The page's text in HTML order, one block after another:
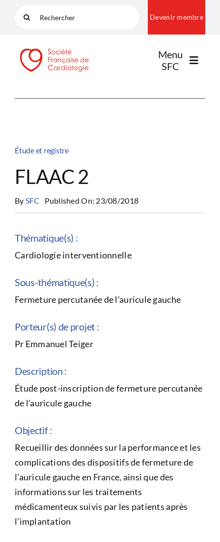
Rechercher: Devenir membre
Menu
SFC
NOS COMMUNAUTÉS
PUBLICATIONS
PRIX ET BOURSES
FORMATION
Étude et registre
FLAAC 2
By SFC Published On: 23/08/2018
Thématique(s) :
Cardiologie interventionnelle
Sous-thématique(s) :
Fermeture percutanée de l'auricule gauche
Porteur(s) de projet :
Pr Emmanuel Teiger
Description :
Étude post-inscription de fermeture percutanée
de l’auricule gauche
Objectif :
Recueillir des données sur la performance et les
complications des dispositifs de fermeture de
l’auricule gauche en France, ainsi que des
informations sur les traitements
médicamenteux suivis par les patients après
l’implantation